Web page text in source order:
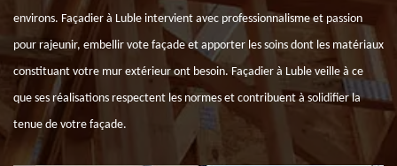
environs. Façadier à Luble intervient avec professionnalisme et passion
pour rajeunir, embellir vote façade et apporter les soins dont les matériaux
constituant votre mur extérieur ont besoin. Façadier à Luble veille à ce
que ses réalisations respectent les normes et contribuent à solidifier la
tenue de votre façade.